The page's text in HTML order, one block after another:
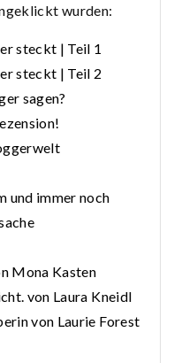
wurden:
steckt | Teil 1
steckt | Teil 2
sagen?
und immer noch
Mona Kasten
von Laura Kneidl
von Laurie Forest